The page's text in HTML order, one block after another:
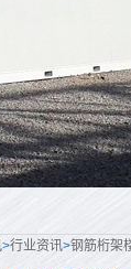
>行业资讯>钢筋桁架